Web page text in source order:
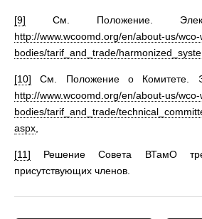
[9] См. Положение.
http://www.wcoomd.org/en/about-us/
bodies/tarif_and_trade/
[10] См. Положение о Комитете.
http://www.wcoomd.org/en/about-us/
bodies/tarif_and_trade/
aspx
[11] Решение Совета ВТамО
присутствующих членов.